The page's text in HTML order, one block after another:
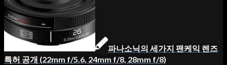
파나소닉의 세가지 팬케익 렌즈
특허 공개 (22mm f/5.6, 24mm f/8, 28mm f/8)